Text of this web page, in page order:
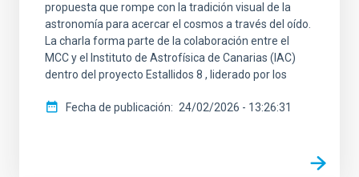
propuesta que rompe con la tradición visual de la
astronomía para acercar el cosmos a través del oído.
La charla forma parte de la colaboración entre el
MCC y el Instituto de Astrofísica de Canarias (IAC)
dentro del proyecto Estallidos 8 , liderado por los
Fecha de publicación 24/02/2026 - 13:26:31